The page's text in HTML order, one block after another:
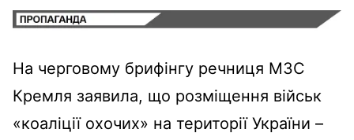
На черговому брифінгу речниця МЗС
Кремля заявила, що розміщення військ
«коаліції охочих» на території України –